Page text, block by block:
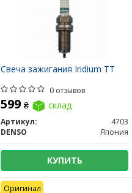
Свеча зажигания Iridium TT
0 отзывов
599 ₴ склад
Артикул:
4703
DENSO
Япония
КУПИТЬ
Оригинал